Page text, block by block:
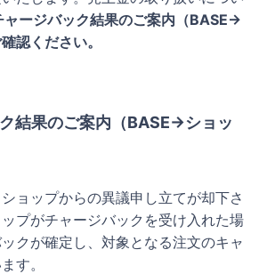
ャージバック結果のご案内（BASE→
認ください。
結果のご案内（BASE→ショッ
ョップからの異議申し立てが却下さ
プがチャージバックを受け入れた場
クが確定し、対象となる注文のキャ
す。